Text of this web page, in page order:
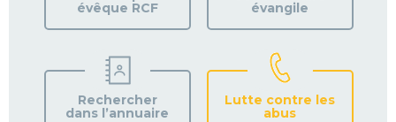
évêque RCF
évangile
Rechercher
dans l’annuaire
Lutte contre les
abus